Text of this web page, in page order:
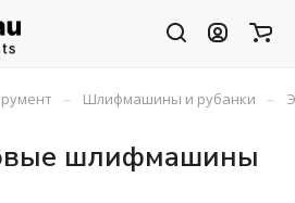
– Шлифмашины и рубанки –
шлифмашины